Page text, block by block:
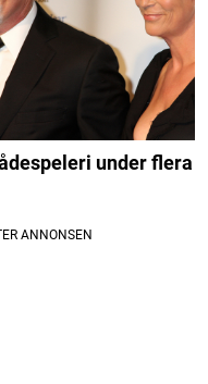
under flera